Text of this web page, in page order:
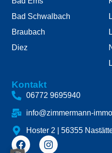
Bad Schwalbach
Braubach
Diez
Kontakt
06772 9695940
info@zimmermann-
Hoster 2 | 56355